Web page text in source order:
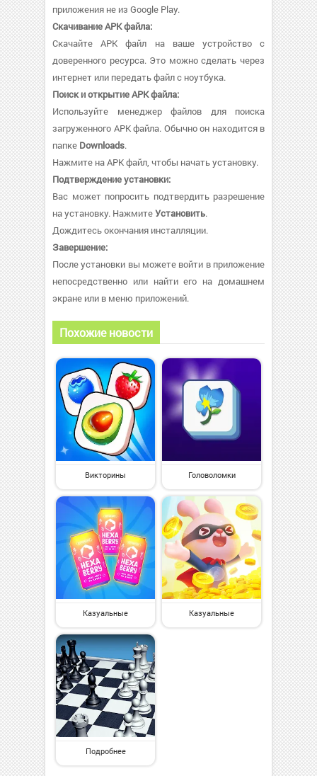
приложения не из Google Play.
Скачивание APK файла:
Скачайте APK файл на ваше устройство с
доверенного ресурса. Это можно сделать через
интернет или передать файл с ноутбука.
Поиск и открытие APK файла:
Используйте менеджер файлов для поиска
загруженного APK файла. Обычно он находится в
папке Downloads.
Нажмите на APK файл, чтобы начать установку.
Подтверждение установки:
Вас может попросить подтвердить разрешение
на установку. НажмитеУстановить.
Дождитесь окончания инсталляции.
Завершение:
После установки вы можете войти в приложение
непосредственно или найти его на домашнем
экране или в меню приложений.
Похожие новости
Викторины Головоломки
Казуальные Казуальные
Подробнее